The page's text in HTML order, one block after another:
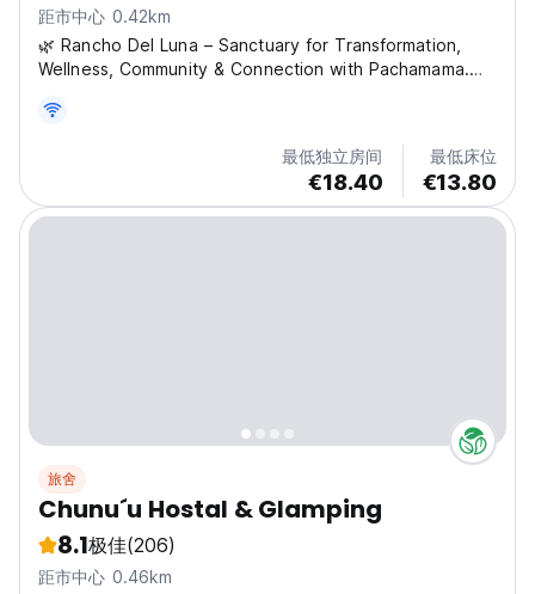
距市中心 0.42km
🌿 Rancho Del Luna – Sanctuary for Transformation,
Wellness, Community & Connection with Pachamama.
mountains of Minca, created for any traveler seeking
deep rest, personal renewal, connection with nature,...
最低独立房间
€18.40
最低床位
€13.80
旅舍
Chunu´u Hostal & Glamping
8.1极佳(206)
距市中心 0.46km